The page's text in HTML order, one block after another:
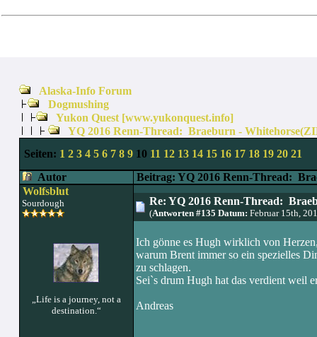
Alaska-Info Forum
Dogmushing
Yukon Quest [www.yukonquest.info]
YQ 2016 Renn-Thread: Braeburn -
Seiten: 1 2 3 4 5 6 7 8 910 11 12 13 14 15 16 17 18 19 20 21
Autor
Beitrag: YQ 2016 Renn-Thread:
Wolfsblut
Sourdough
„Life is a journey, not a
destination.“
Re: YQ 2016 Renn-Thread:
(Antworten #135 Datum: Februar 15th,
Ich gönne es Hugh wirklich von
warum Brent immer so ein spezielles
zu schlagen.
Sei`s drum Hugh hat das verdient weil
Andreas